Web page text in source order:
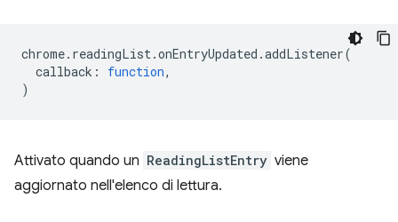
chrome. readingList .onEntryUpdated .addListener(
callback : function,
)
Attivato quando un ReadingListEntry viene
aggiornato nell'elenco di lettura.